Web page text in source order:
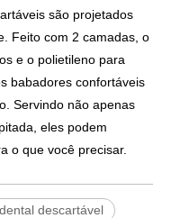
​​são projetados
Feito com 2 camadas, o
e o polietileno para
babadores confortáveis
Servindo não apenas
eles podem
o que você precisar.
descartável